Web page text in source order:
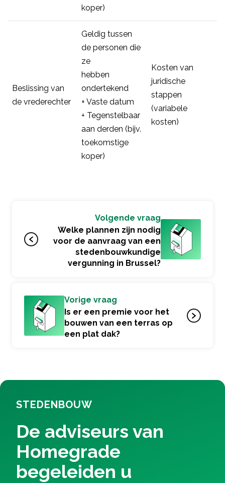
koper)
Beslissing van
de vrederechter
Geldig tussen
de personen die
ze
hebben
ondertekend
+ Vaste datum
+ Tegenstelbaar
aan derden (bijv.
toekomstige
koper)
Kosten van
juridische
stappen
(variabele
kosten)
Volgende vraag
Welke plannen zijn nodig
voor de aanvraag van een
stedenbouwkundige
vergunning in Brussel?
Vorige vraag
Is er een premie voor het
bouwen van een terras op
een plat dak?
STEDENBOUW
De adviseurs van
Homegrade
begeleiden u